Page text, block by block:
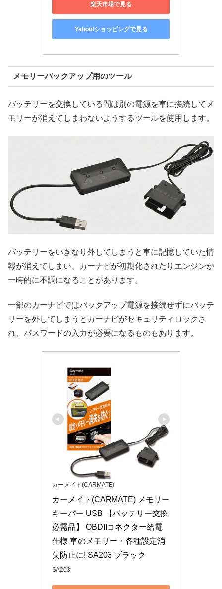
楽天市場で見る
Yahoo!ショッピングで見る
メモリーバックアップ用のツール
バッテリーを交換している間は別の電源を車に接続してメ
モリーが消えてしまわないようするツールを使用します。
バッテリーをいきなり外してしまうと車に記憶していた情
報が消えてしまい、カーナビが初期化されたりエンジンが
一時的に不調になることがあります。
一部のカーナビではバックアップ電源を接続せずにバッテ
リーを外してしまうとカーナビがセキュリティロックさ
れ、パスワードの入力が必要になるものもあります。
カーメイト(CARMATE)
カーメイト(CARMATE) メモリー
キーパー USB 【バッテリー交換
必需品】 OBDIIコネクター給電
仕様 車のメモリー・各種設定消
失防止に! SA203 ブラック
SA203